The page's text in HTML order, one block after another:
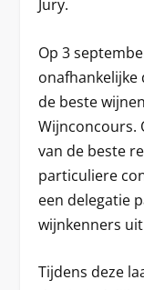
Jury.
Op 3
onafhankelijke
de beste
Wijnconcours.
van de beste
particuliere
een delegatie
wijnkenners uit
Tijdens deze